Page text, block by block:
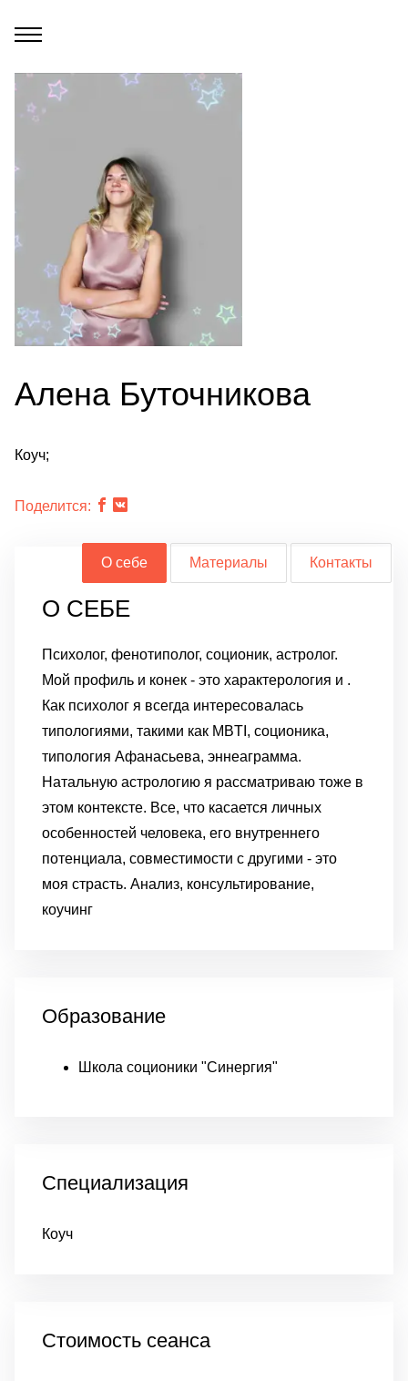
Алена Буточникова
Коуч;
Поделится:
О себе Материалы Контакты
О СЕБЕ
Психолог, фенотиполог, соционик, астролог.
Мой профиль и конек - это характерология и .
Как психолог я всегда интересовалась
типологиями, такими как MBTI, соционика,
типология Афанасьева, эннеаграмма.
Натальную астрологию я рассматриваю тоже в
этом контексте. Все, что касается личных
особенностей человека, его внутреннего
потенциала, совместимости с другими - это
моя страсть. Анализ, консультирование,
коучинг
Образование
Школа соционики "Синергия"
Специализация
Коуч
Стоимость сеанса